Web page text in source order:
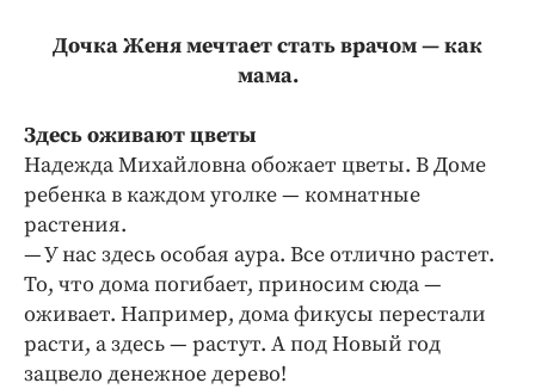
Дочка Женя мечтает стать врачом — как
мама.
Здесь оживают цветы
Надежда Михайловна обожает цветы. В Доме
ребенка в каждом уголке — комнатные
растения.
— У нас здесь особая аура. Все отлично растет.
То, что дома погибает, приносим сюда —
оживает. Например, дома фикусы перестали
расти, а здесь — растут. А под Новый год
зацвело денежное дерево!